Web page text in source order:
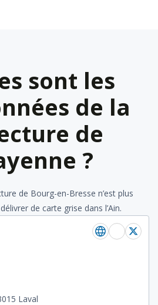
sont les
de la
de
?
de Bourg-en-Bresse n’est plus
de carte grise dans l’Ain.
Laval